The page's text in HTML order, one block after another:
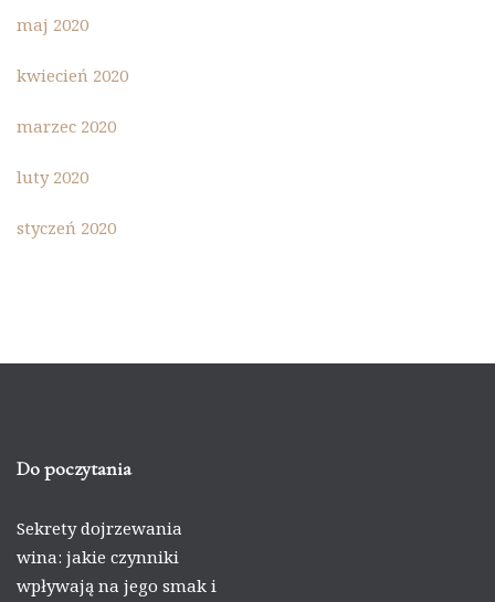
maj 2020
kwiecień 2020
marzec 2020
luty 2020
styczeń 2020
Do poczytania
Sekrety dojrzewania
wina: jakie czynniki
wpływają na jego smak i